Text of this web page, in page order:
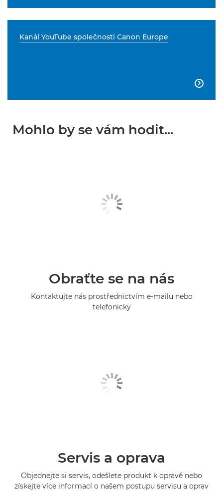
Kanál YouTube společnosti Canon Europe

Mohlo by se vám hodit...
Obraťte se na nás
Kontaktujte nás prostřednictvím e-mailu nebo
telefonicky
Servis a oprava
Objednejte si servis, odešlete produkt k opravě nebo
získejte více informací o našem postupu servisu a oprav